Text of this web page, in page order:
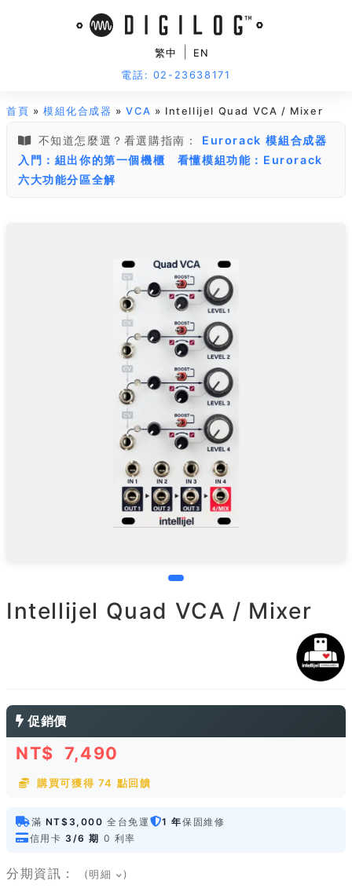
繁中
EN
電話: 02-23638171
首頁 »模組化合成器 »VCA » Intellijel Quad VCA / Mixer
不知道怎麼選？看選購指南：
Eurorack 模組合成器
入門：組出你的第一個機櫃
看懂模組功能：Eurorack
六大功能分區全解
Intellijel Quad VCA / Mixer
促銷價
NT$ 7,490
購買可獲得 74 點回饋
滿 NT$3,000 全台免運 1 年保固維修
信用卡 3/6 期 0 利率
分期資訊： (明細 )